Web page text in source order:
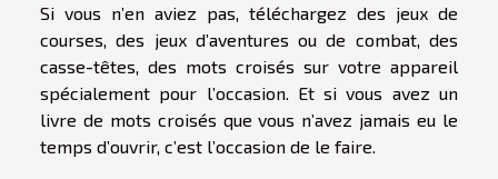
Si vous n’en aviez pas, téléchargez des jeux de
courses, des jeux d’aventures ou de combat, des
casse-têtes, des mots croisés sur votre appareil
spécialement pour l’occasion. Et si vous avez un
livre de mots croisés que vous n’avez jamais eu le
temps d’ouvrir, c’est l’occasion de le faire.